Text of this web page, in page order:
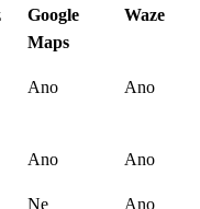
Google
Maps
Waze
Ano Ano
Ano Ano
Ne Ano